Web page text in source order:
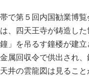
で第５回内国勧業博
、四天王寺が鋳造し
」を吊るす鐘楼が建
属回収令で供出され
井の雲龍図は見ること